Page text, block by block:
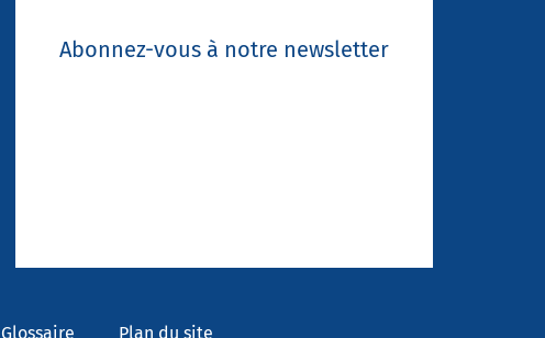
Abonnez-vous à notre newsletter
Glossaire Plan du site